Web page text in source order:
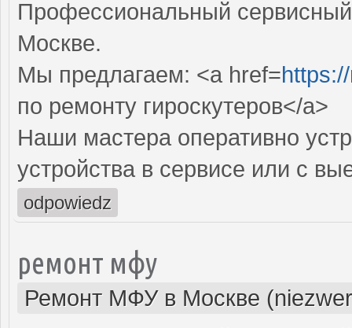
Профессиональный сервисный
Москве.
Мы предлагаем: <a href=
по ремонту гироскутеров</a>
Наши мастера оперативно
устройства в сервисе или с
odpowiedz
ремонт мфу
Ремонт МФУ в Москве